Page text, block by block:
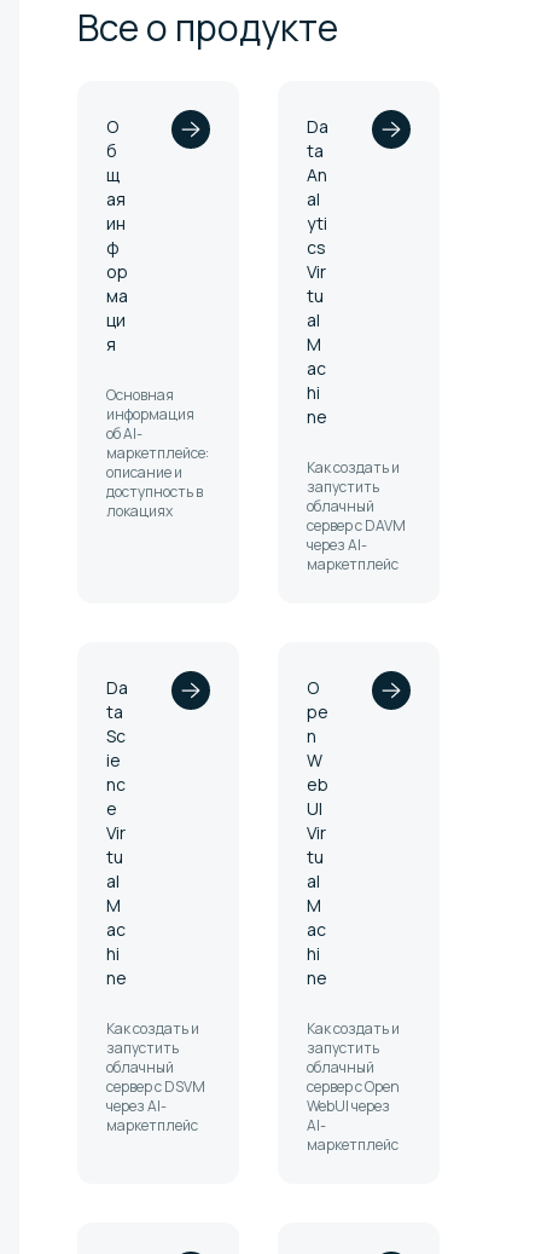
Все о продукте
О
б
щ
ая
ин
ф
ор
ма
ци
я
Основная
информация
об AI-
маркетплейсе:
описание и
доступность в
локациях
Da
ta
An
al
yti
cs
Vir
tu
al
M
ac
hi
ne
Как создать и
запустить
облачный
сервер с DAVM
через AI-
маркетплейс
Da
ta
Sc
ie
nc
e
Vir
tu
al
M
ac
hi
ne
Как создать и
запустить
облачный
сервер с DSVM
через AI-
маркетплейс
O
pe
n
W
eb
UI
Vir
tu
al
M
ac
hi
ne
Как создать и
запустить
облачный
сервер с Open
WebUI через
AI-
маркетплейс